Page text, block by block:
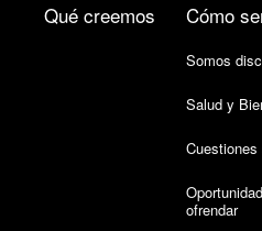
Qué creemos Cómo
Somos
Salud y
ofrendar